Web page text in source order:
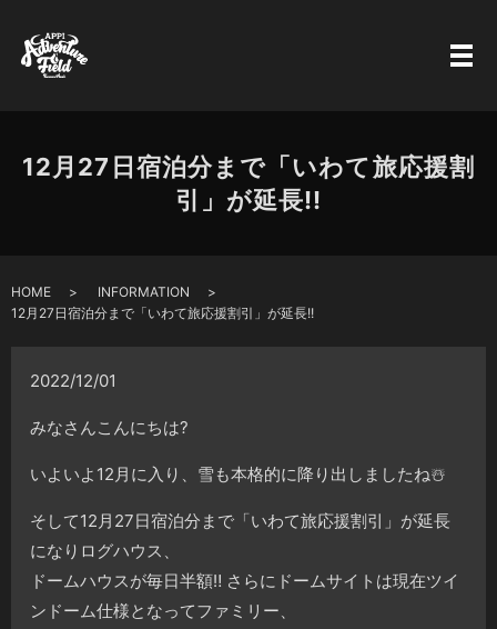
12月27日宿泊分まで「いわて旅応援割
引」が延長!!
HOME
INFORMATION
12月27日宿泊分まで「いわて旅応援割引」が延長!!
2022/12/01
みなさんこんにちは?
いよいよ12月に入り、雪も本格的に降り出しましたね☃️
そして12月27日宿泊分まで「いわて旅応援割引」が延長
になりログハウス、
ドームハウスが毎日半額‼️ さらにドームサイトは現在ツイ
ンドーム仕様となってファミリー、